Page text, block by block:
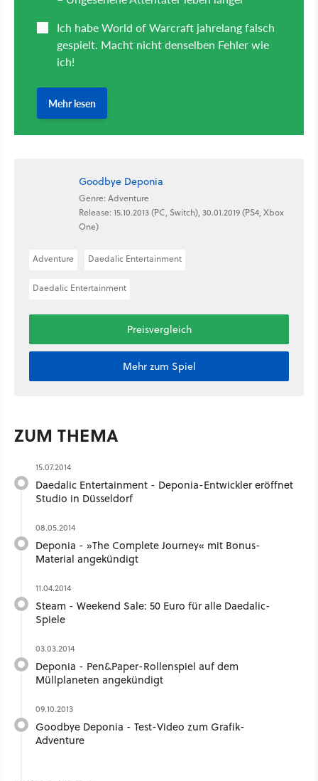
Goodbye Deponia
Genre: Adventure
Release: 15.10.2013 (PC, Switch), 30.01.2019 (PS4, Xbox
One)
Adventure Daedalic Entertainment
Daedalic Entertainment
Preisvergleich
Mehr zum Spiel
ZUM THEMA
15.07.2014
Daedalic Entertainment - Deponia-Entwickler eröffnet
Studio in Düsseldorf
08.05.2014
Deponia - »The Complete Journey« mit Bonus-
Material angekündigt
11.04.2014
Steam - Weekend Sale: 50 Euro für alle Daedalic-
Spiele
03.03.2014
Deponia - Pen&Paper-Rollenspiel auf dem
Müllplaneten angekündigt
09.10.2013
Goodbye Deponia - Test-Video zum Grafik-
Adventure